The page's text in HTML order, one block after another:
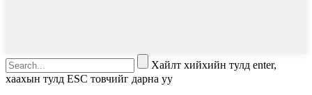
Хайлт хийхийн тулд enter,
хаахын тулд ESC товчийг дарна уу